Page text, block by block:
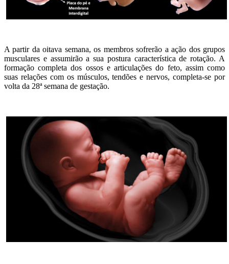
A partir da oitava semana, os membros sofrerão a ação dos grupos
musculares e assumirão a sua postura característica de rotação. A
formação completa dos ossos e articulações do feto, assim como
suas relações com os músculos, tendões e nervos, completa-se por
volta da 28ª semana de gestação.